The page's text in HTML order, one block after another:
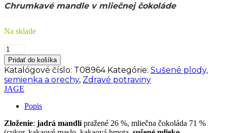
Chrumkavé mandle v mliečnej čokoláde
Na sklade
množstvo
Jage
Mandle
v
mliečnej
čokoláde
Pridať do košíka
Katalógové číslo: T08964 Kategórie: Sušené plody,
semienka a orechy, Zdravé potraviny
JAGE
Popis
Zloženie: jadrá mandlípražené 26 %, mliečna čokoláda 71 %